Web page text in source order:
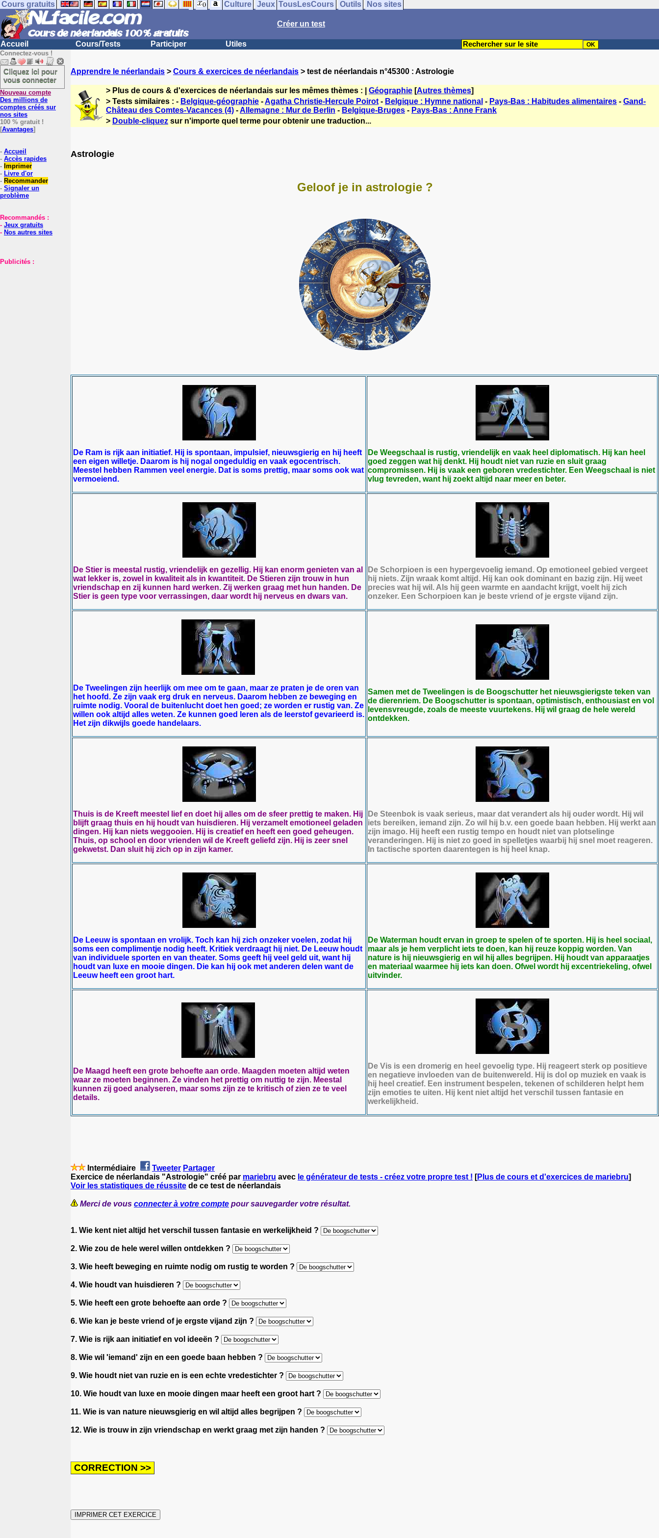
Cours gratuits Culture Jeux TousLesCours Outils Nos sites
Créer un test
Accueil Cours/Tests Participer Utiles
Connectez-vous !
Cliquez ici pour
vous connecter
Nouveau compte
Des millions de
comptes créés sur
nos sites
100 % gratuit !
[Avantages]
- Accueil
- Accès rapides
- Imprimer
- Livre d'or
- Recommander
- Signaler un
problème
Recommandés :
- Jeux gratuits
- Nos autres sites
Publicités :
Apprendre le néerlandais > Cours & exercices de néerlandais > test de néerlandais n°45300 : Astrologie
> Plus de cours & d'exercices de néerlandais sur les mêmes thèmes : | Géographie [Autres thèmes]
> Tests similaires : - Belgique-géographie -Agatha Christie-Hercule Poirot - Belgique : Hymne national - Pays-Bas : Habitudes alimentaires - Gand-
Château des Comtes-Vacances (4) -Allemagne : Mur de Berlin - Belgique-Bruges - Pays-Bas : Anne Frank
> Double-cliquez sur n'importe quel terme pour obtenir une traduction...
Astrologie
Geloof je in astrologie ?
De Ram is rijk aan initiatief. Hij is spontaan, impulsief, nieuwsgierig en hij heeft
een eigen willetje. Daarom is hij nogal ongeduldig en vaak egocentrisch.
Meestel hebben Rammen veel energie. Dat is soms prettig, maar soms ook wat
vermoeiend.
De Weegschaal is rustig, vriendelijk en vaak heel diplomatisch. Hij kan heel
goed zeggen wat hij denkt. Hij houdt niet van ruzie en sluit graag
compromissen. Hij is vaak een geboren vredestichter. Een Weegschaal is niet
vlug tevreden, want hij zoekt altijd naar meer en beter.
De Stier is meestal rustig, vriendelijk en gezellig. Hij kan enorm genieten van al
wat lekker is, zowel in kwaliteit als in kwantiteit. De Stieren zijn trouw in hun
vriendschap en zij kunnen hard werken. Zij werken graag met hun handen. De
Stier is geen type voor verrassingen, daar wordt hij nerveus en dwars van.
De Schorpioen is een hypergevoelig iemand. Op emotioneel gebied vergeet
hij niets. Zijn wraak komt altijd. Hij kan ook dominant en bazig zijn. Hij weet
precies wat hij wil. Als hij geen warmte en aandacht krijgt, voelt hij zich
onzeker. Een Schorpioen kan je beste vriend of je ergste vijand zijn.
De Tweelingen zijn heerlijk om mee om te gaan, maar ze praten je de oren van
het hoofd. Ze zijn vaak erg druk en nerveus. Daarom hebben ze beweging en
ruimte nodig. Vooral de buitenlucht doet hen goed; ze worden er rustig van. Ze
willen ook altijd alles weten. Ze kunnen goed leren als de leerstof gevarieerd is.
Het zijn dikwijls goede handelaars.
Samen met de Tweelingen is de Boogschutter het nieuwsgierigste teken van
de dierenriem. De Boogschutter is spontaan, optimistisch, enthousiast en vol
levensvreugde, zoals de meeste vuurtekens. Hij wil graag de hele wereld
ontdekken.
Thuis is de Kreeft meestel lief en doet hij alles om de sfeer prettig te maken. Hij
blijft graag thuis en hij houdt van huisdieren. Hij verzamelt emotioneel geladen
dingen. Hij kan niets weggooien. Hij is creatief en heeft een goed geheugen.
Thuis, op school en door vrienden wil de Kreeft geliefd zijn. Hij is zeer snel
gekwetst. Dan sluit hij zich op in zijn kamer.
De Steenbok is vaak serieus, maar dat verandert als hij ouder wordt. Hij wil
iets bereiken, iemand zijn. Zo wil hij b.v. een goede baan hebben. Hij werkt aan
zijn imago. Hij heeft een rustig tempo en houdt niet van plotselinge
veranderingen. Hij is niet zo goed in spelletjes waarbij hij snel moet reageren.
In tactische sporten daarentegen is hij heel knap.
De Leeuw is spontaan en vrolijk. Toch kan hij zich onzeker voelen, zodat hij
soms een complimentje nodig heeft. Kritiek verdraagt hij niet. De Leeuw houdt
van individuele sporten en van theater. Soms geeft hij veel geld uit, want hij
houdt van luxe en mooie dingen. Die kan hij ook met anderen delen want de
Leeuw heeft een groot hart.
De Waterman houdt ervan in groep te spelen of te sporten. Hij is heel sociaal,
maar als je hem verplicht iets te doen, kan hij reuze koppig worden. Van
nature is hij nieuwsgierig en wil hij alles begrijpen. Hij houdt van apparaatjes
en materiaal waarmee hij iets kan doen. Ofwel wordt hij excentriekeling, ofwel
uitvinder.
De Maagd heeft een grote behoefte aan orde. Maagden moeten altijd weten
waar ze moeten beginnen. Ze vinden het prettig om nuttig te zijn. Meestal
kunnen zij goed analyseren, maar soms zijn ze te kritisch of zien ze te veel
details.
De Vis is een dromerig en heel gevoelig type. Hij reageert sterk op positieve
en negatieve invloeden van de buitenwereld. Hij is dol op muziek en vaak is
hij heel creatief. Een instrument bespelen, tekenen of schilderen helpt hem
zijn emoties te uiten. Hij kent niet altijd het verschil tussen fantasie en
werkelijkheid.
Intermédiaire Tweeter Partager
Exercice de néerlandais "Astrologie" créé par mariebru avec le générateur de tests - créez votre propre test ! [Plus de cours et d'exercices de mariebru]
Voir les statistiques de réussite de ce test de néerlandais
Merci de vous connecter à votre compte pour sauvegarder votre résultat.
1. Wie kent niet altijd het verschil tussen fantasie en werkelijkheid ?
2. Wie zou de hele werel willen ontdekken ?
3. Wie heeft beweging en ruimte nodig om rustig te worden ?
4. Wie houdt van huisdieren ?
5. Wie heeft een grote behoefte aan orde ?
6. Wie kan je beste vriend of je ergste vijand zijn ?
7. Wie is rijk aan initiatief en vol ideeën ?
8. Wie wil 'iemand' zijn en een goede baan hebben ?
9. Wie houdt niet van ruzie en is een echte vredestichter ?
10. Wie houdt van luxe en mooie dingen maar heeft een groot hart ?
11. Wie is van nature nieuwsgierig en wil altijd alles begrijpen ?
12. Wie is trouw in zijn vriendschap en werkt graag met zijn handen ?